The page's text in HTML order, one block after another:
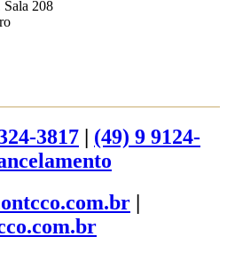
208
3817 | (49) 9 9124-
|